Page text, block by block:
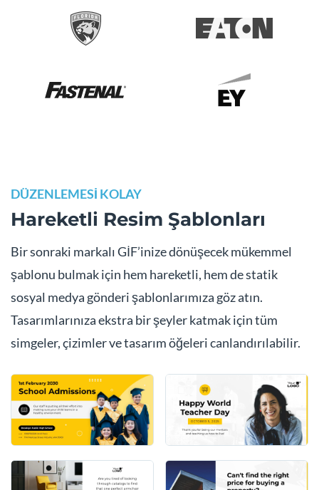
DÜZENLEMESİ KOLAY
Hareketli Resim Şablonları
Bir sonraki markalı GİF’inize dönüşecek mükemmel
şablonu bulmak için hem hareketli, hem de statik
sosyal medya gönderi şablonlarımıza göz atın.
Tasarımlarınıza ekstra bir şeyler katmak için tüm
simgeler, çizimler ve tasarım öğeleri canlandırılabilir.